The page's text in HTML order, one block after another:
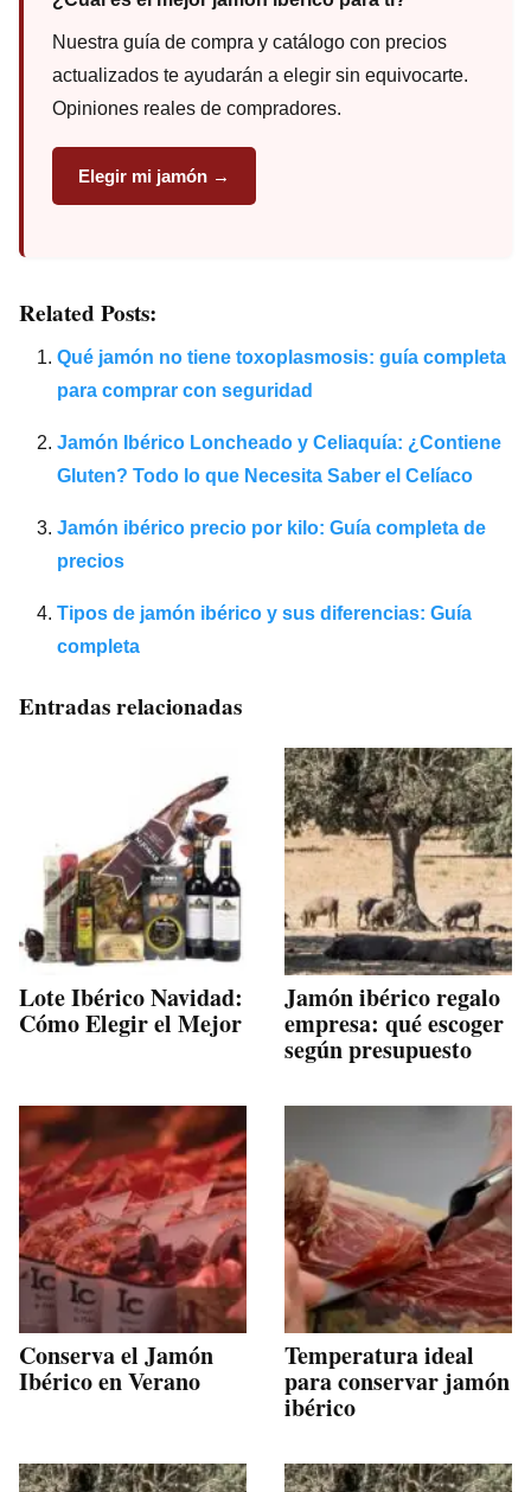
Nuestra guía de compra y catálogo con precios
actualizados te ayudarán a elegir sin equivocarte.
Opiniones reales de compradores.
Elegir mi jamón →
Related Posts:
Qué jamón no tiene toxoplasmosis: guía completa
para comprar con seguridad
Jamón Ibérico Loncheado y Celiaquía: ¿Contiene
Gluten? Todo lo que Necesita Saber el Celíaco
Jamón ibérico precio por kilo: Guía completa de
precios
Tipos de jamón ibérico y sus diferencias: Guía
completa
Entradas relacionadas
Lote Ibérico Navidad:
Cómo Elegir el Mejor
Jamón ibérico regalo
empresa: qué escoger
según presupuesto
Conserva el Jamón
Ibérico en Verano
Temperatura ideal
para conservar jamón
ibérico